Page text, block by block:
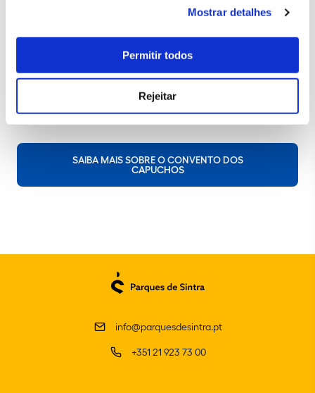
Mostrar detalhes
Permitir todos
Rejeitar
DESCUBRA O PROJETO HORTA DO CONVENTO
DOS CAPUCHOS
SAIBA MAIS SOBRE O CONVENTO DOS
CAPUCHOS
info@parquesdesintra.pt
+351 21 923 73 00